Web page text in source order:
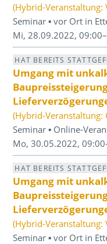
(Hybrid-Veranstaltung:
Seminar ▪ vor Ort in
Mi, 28.09.2022,
HAT BEREITS
Umgang mit
(Hybrid-Veranstaltung:
Seminar ▪ Online-
Mo, 30.05.2022,
HAT BEREITS
Umgang mit
(Hybrid-Veranstaltung:
Seminar ▪ vor Ort in